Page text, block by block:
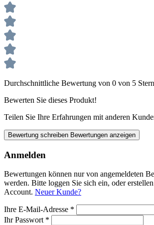
Durchschnittliche Bewertung von 0 von 5
Bewerten Sie dieses Produkt!
Teilen Sie Ihre Erfahrungen mit anderen
Bewertung schreiben Bewertungen anzeigen
Anmelden
Bewertungen können nur von angemeldeten
werden. Bitte loggen Sie sich ein, oder
Account. Neuer Kunde?
Ihre E-Mail-Adresse *
Ihr Passwort *